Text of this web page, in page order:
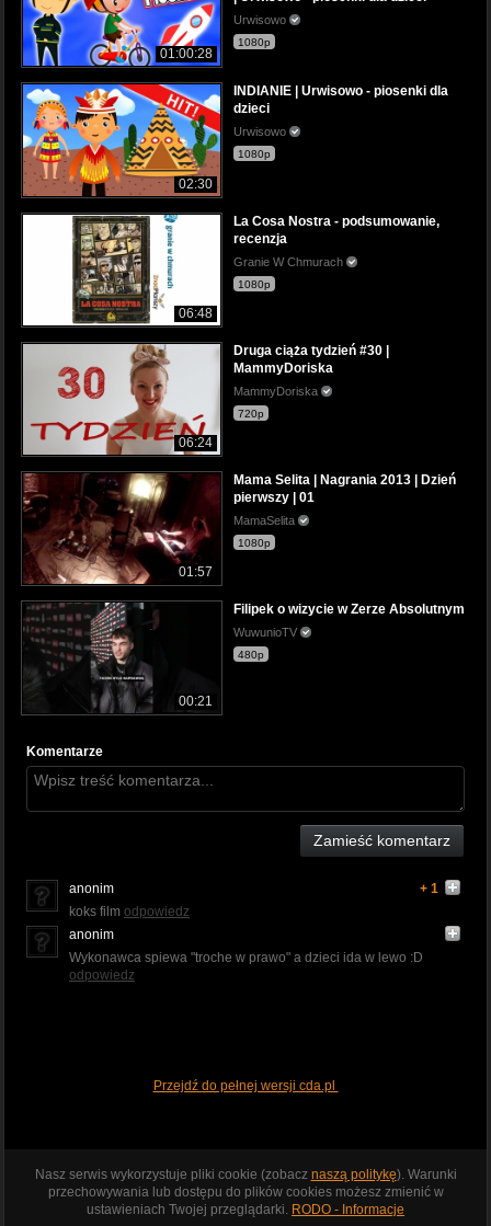
01:00:28
Urwisowo
1080p
02:30
INDIANIE | Urwisowo - piosenki dla
dzieci
Urwisowo
1080p
06:48
La Cosa Nostra - podsumowanie,
recenzja
Granie W Chmurach
1080p
06:24
Druga ciąża tydzień #30 |
MammyDoriska
MammyDoriska
720p
01:57
Mama Selita | Nagrania 2013 | Dzień
pierwszy | 01
MamaSelita
1080p
00:21
Filipek o wizycie w Zerze Absolutnym
WuwunioTV
480p
Komentarze
Zamieść komentarz
anonim
+ 1
koks film odpowiedz
anonim
Wykonawca spiewa "troche w prawo" a dzieci ida w lewo :D
odpowiedz
Przejdź do pełnej wersji cda.pl
Nasz serwis wykorzystuje pliki cookie (zobacz naszą politykę). Warunki
przechowywania lub dostępu do plików cookies możesz zmienić w
ustawieniach Twojej przeglądarki. RODO - Informacje